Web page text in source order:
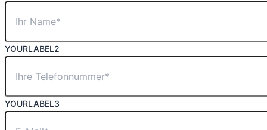
YOURLABEL2
YOURLABEL3